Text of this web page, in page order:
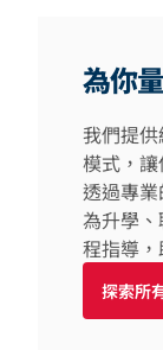
為你
我們提
模式，
透過專
為升學
程指導
探索所